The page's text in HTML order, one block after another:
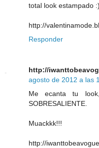
total look estampado :)
http://
Responder
http://
agosto de 2012 a las
Me ecanta tu
SOBRESALIENTE.
Muackkk!!!
http://